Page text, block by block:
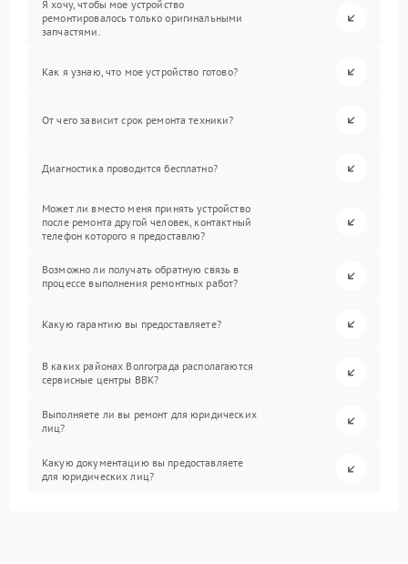
Я хочу, чтобы мое устройство
ремонтировалось только оригинальными
запчастями.
Как я узнаю, что мое устройство готово?
От чего зависит срок ремонта техники?
Диагностика проводится бесплатно?
Может ли вместо меня принять устройство
после ремонта другой человек, контактный
телефон которого я предоставлю?
Возможно ли получать обратную связь в
процессе выполнения ремонтных работ?
Какую гарантию вы предоставляете?
В каких районах Волгограда располагаются
сервисные центры BBK?
Выполняете ли вы ремонт для юридических
лиц?
Какую документацию вы предоставляете
для юридических лиц?